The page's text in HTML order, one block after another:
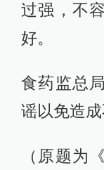
过强，不
好。
食药监总
谣以免造
（原题为